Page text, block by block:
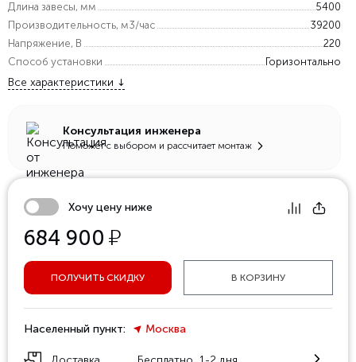
Длина завесы, мм
5400
Производительность, м3/час
39200
Напряжение, В
220
Способ установки
Горизонтально
Все характеристики
Консультация инженера
Поможет с выбором и рассчитает монтаж
Хочу цену ниже
684 900 у
ПОЛУЧИТЬ СКИДКУ В КОРЗИНУ
Населенный пункт: Москва